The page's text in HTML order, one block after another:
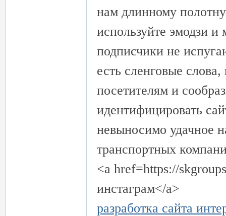
нам длинному полотну
используйте эмодзи
подписчики не
есть сленговые
посетителям и
идентифицировать
невыносимо удачное
транспортных
<a href=https://
инстаграм</a>
разработка сайта